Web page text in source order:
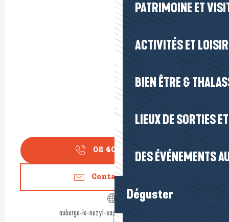
PATRIMOINE ET
ACTIVITÉS ET
BIEN ÊTRE &
LIEUX DE SORTIES
DES ÉVÉNEMENTS
Déguster
02 40 91 41▒▒
Contactez-nous
auberge-le-nezyl-saint-lyphard.eatbu.com